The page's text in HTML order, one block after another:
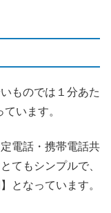
ものでは１分あた
います。
電話・携帯電話共
てもシンプルで、
となっています。